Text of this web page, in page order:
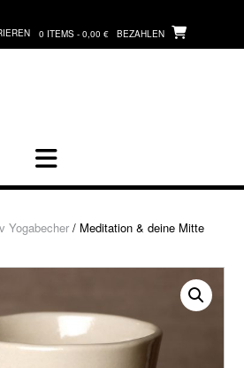
0 ITEMS - 0,00 € BEZAHLEN
Yogabecher/ Meditation & deine Mitte